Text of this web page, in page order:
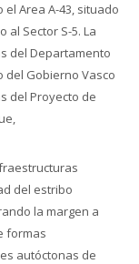
Area A-43, situado
al Sector S-5. La
del Departamento
del Gobierno Vasco
del Proyecto de
del estribo
la margen a
formas
autóctonas de